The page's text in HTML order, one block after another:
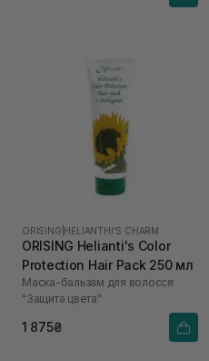
ORISING HELIANTHI'S CHARM
ORISING Helianti's Color
Protection Hair Pack 250 мл
Маска-бальзам для волосся
"Защита цвета"
1 875₴